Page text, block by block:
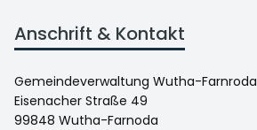
Anschrift & Kontakt
Gemeindeverwaltung Wutha-Farnroda
Eisenacher Straße 49
99848 Wutha-Farnoda